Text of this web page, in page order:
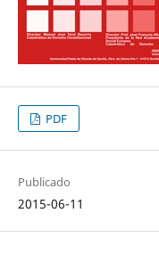
PDF
Publicado
2015-06-11